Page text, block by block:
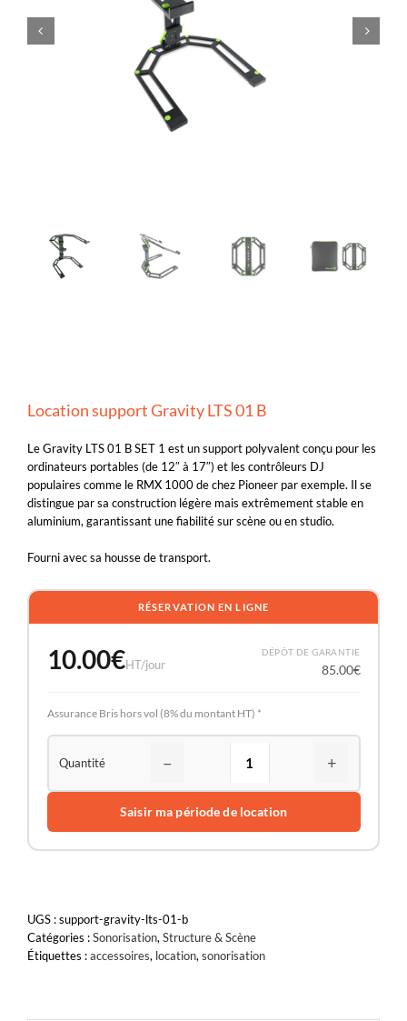
Location support Gravity LTS 01 B
Le Gravity LTS 01 B SET 1 est un support polyvalent conçu pour les
ordinateurs portables (de 12″ à 17″) et les contrôleurs DJ
populaires comme le RMX 1000 de chez Pioneer par exemple. Il se
distingue par sa construction légère mais extrêmement stable en
aluminium, garantissant une fiabilité sur scène ou en studio.
Fourni avec sa housse de transport.
RÉSERVATION EN LIGNE
10.00€HT/jour
DÉPÔT DE GARANTIE
85.00€
Assurance Bris hors vol (8% du montant HT) *
− +
Saisir ma période de location
UGS :support-gravity-lts-01-b
Catégories :Sonorisation, Structure & Scène
Étiquettes :accessoires, location, sonorisation